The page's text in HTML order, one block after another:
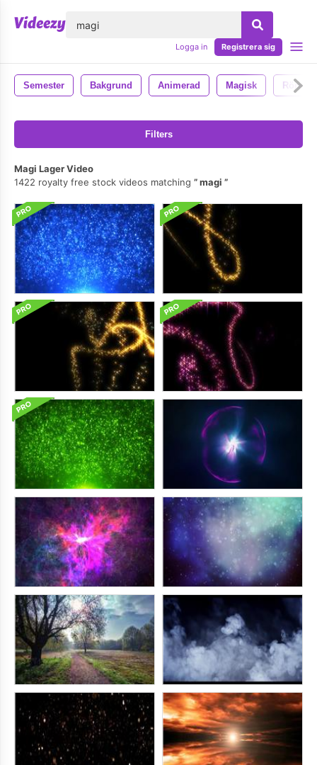
Logga in Registrera sig
Semester Bakgrund Animerad Magisk Rörelse
Filters
Magi Lager Video
1422 royalty free stock videos matching
magi